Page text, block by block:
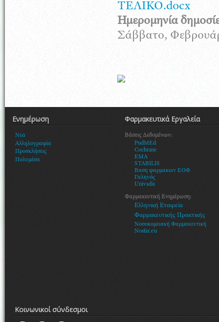
ΤΕΛΙΚΟ.docx
Ημερομηνία
Σάββατο,
Ενημέρωση
Νεα
Αλληλογραφία
Προσκλήσεις
Πολυμέσα
Φαρμακευτικά Εργαλεία
Βάσεις Δεδομένων:
PudMEd
Cochrane
EMA
STABILIS
Βαση φαρμακων ΕΟΦ
Γαληνός
Univadis
Φαρμακευτική Ενημέρωση:
Ελληνική Εταιρεία
Φαρμακευτικής Πρακτικής
Νοσοκομειακή Φαρμακευτική
Nosfar.eu
Κοινωνικοί σύνδεσμοι